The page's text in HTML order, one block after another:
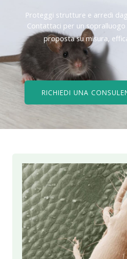
Proteggi strutture e arredi
Contattaci per un
proposta su misura,
RICHIEDI UNA